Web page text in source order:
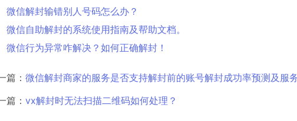
微信解封输错别人号码怎么办？
微信自助解封的系统使用指南及帮助文档。
微信行为异常咋解决？如何正确解封！
篇： 微信解封商家的服务是否支持解封前的账号解封成功率预测及服
篇： vx解封时无法扫描二维码如何处理？